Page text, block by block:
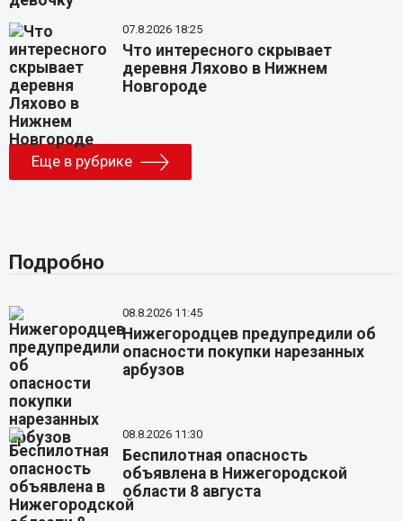
07.8.2026 18:25
Что интересного скрывает
деревня Ляхово в Нижнем
Новгороде
Еще в рубрике
Подробно
08.8.2026 11:45
Нижегородцев предупредили об
опасности покупки нарезанных
арбузов
08.8.2026 11:30
Беспилотная опасность
объявлена в Нижегородской
области 8 августа